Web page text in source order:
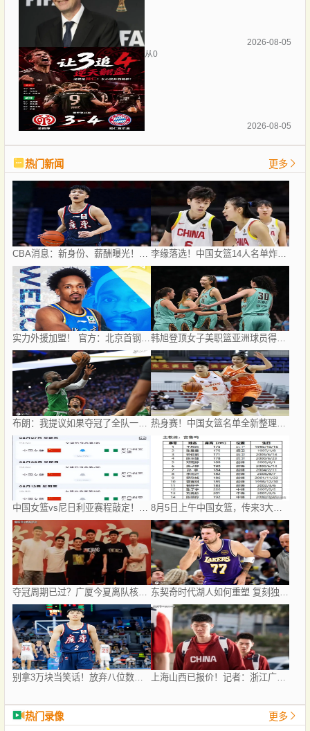
2026-08-05
从0
2026-08-05
热门新闻 更多
实力外援加盟！ 官方：北京首钢签下巴里·布朗和桑普森 韩旭登顶女子美职篮亚洲球员得分榜
夺冠周期已过？广厦今夏离队核心球员：布朗赵嘉仁林秉圣 胡金秋存疑 东契奇时代湖人如何重塑 复刻独行侠OR改学步行者？
热门录像 更多